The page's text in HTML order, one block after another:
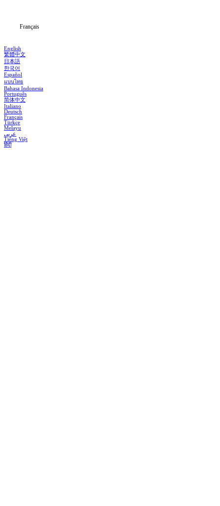
Français
English
繁體中文
日本語
한국어
Español
แบบไทย
Bahasa Indonesia
Português
简体中文
Italiano
Deutsch
Français
Türkçe
Melayu
عربي
Tiếng Việt
हिंदी